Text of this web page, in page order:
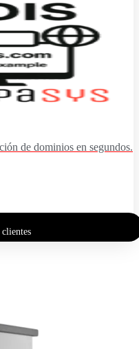
de dominios en segundos.